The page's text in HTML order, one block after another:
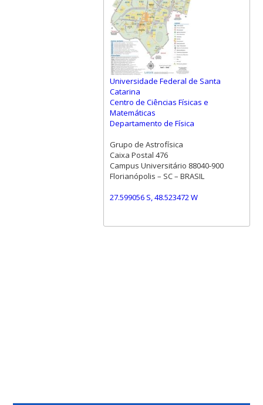
Universidade Federal de Santa
Catarina
Centro de Ciências Físicas e
Matemáticas
Departamento de Física
Grupo de Astrofísica
Caixa Postal 476
Campus Universitário 88040-900
Florianópolis – SC – BRASIL
27.599056 S, 48.523472 W